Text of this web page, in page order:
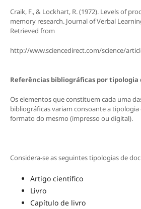
Craik, F., & Lockhart, R. (1972). Levels of
memory research. Journal of Verbal
Retrieved from
http://www.sciencedirect.com/science/
Referências bibliográficas por
Os elementos que constituem cada uma
bibliográficas variam consoante a
formato do mesmo (impresso ou digital).
Considera-se as seguintes tipologias de
Artigo científico
Livro
Capítulo de livro